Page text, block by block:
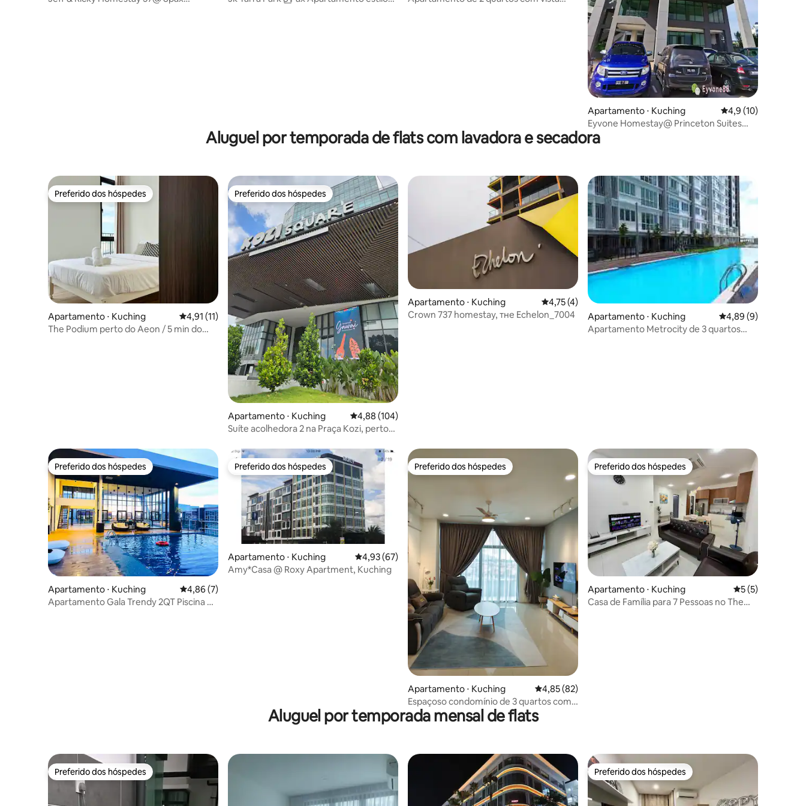
Apartamento ⋅ Kuching 4,9 de uma
4,9 (10)
Eyvone Homestay@ Princeton Suites
Aeroporto de Kuching
Aluguel por temporada de flats com lavadora e secadora
Preferido dos hóspedes
Preferido dos hóspedes
Apartamento ⋅ Kuching 4,91 de uma avaliação média de 5, 11 avaliações
4,91 (11)
The Podium perto do Aeon / 5 min do
Preferido dos hóspedes
Preferido dos hóspedes
Apartamento ⋅ Kuching 4,88 de uma avaliação média de 5, 104 avaliações
4,88 (104)
Suíte acolhedora 2 na Praça Kozi, perto
Apartamento ⋅ Kuching 4,75 de uma avaliação média de 5, 4 avaliações
4,75 (4)
Crown 737 homestay, тнe Echelon_7004
Apartamento ⋅ Kuching 4,89 de uma
4,89 (9)
Apartamento Metrocity de 3 quartos
Preferido dos hóspedes
Preferido dos hóspedes
Apartamento ⋅ Kuching 4,86 de uma avaliação média de 5, 7 avaliações
4,86 (7)
Apartamento Gala Trendy 2QT Piscina de
Preferido dos hóspedes
Preferido dos hóspedes
Apartamento ⋅ Kuching 4,93 de uma avaliação média de 5, 67 avaliações
4,93 (67)
Amy*Casa @ Roxy Apartment, Kuching
Preferido dos hóspedes
Preferido dos hóspedes
Apartamento ⋅ Kuching 4,85 de uma avaliação média de 5, 82 avaliações
4,85 (82)
Espaçoso condomínio de 3 quartos com
piscina e academia
Preferido dos hóspedes
Preferido dos hóspedes
Apartamento ⋅ Kuching 5 de uma
5 (5)
Casa de Família para 7 Pessoas no The
Aluguel por temporada mensal de flats
Preferido dos hóspedes
Preferido dos hóspedes Preferido dos hóspedes
Preferido dos hóspedes